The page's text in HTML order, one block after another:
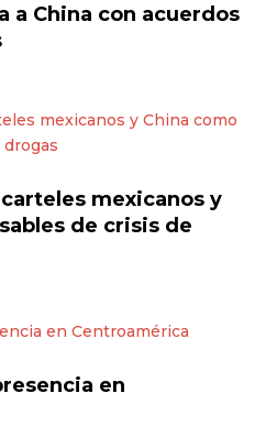
a China con acuerdos
mexicanos y
de crisis de
en